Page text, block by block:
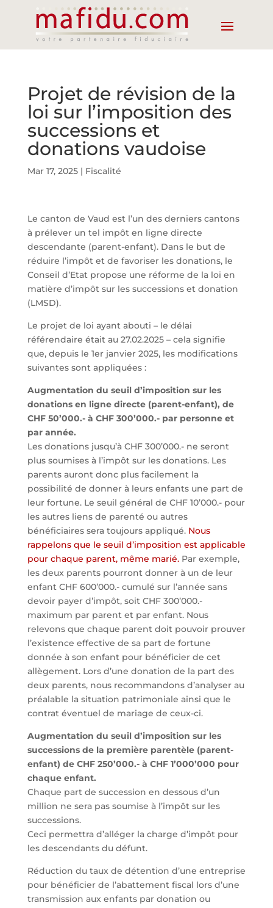
Projet de révision de la
loi sur l’imposition des
successions et
donations vaudoise
Mar 17, 2025| Fiscalité
Le canton de Vaud est l’un des derniers cantons
à prélever un tel impôt en ligne directe
descendante (parent-enfant). Dans le but de
réduire l’impôt et de favoriser les donations, le
Conseil d’Etat propose une réforme de la loi en
matière d’impôt sur les successions et donation
(LMSD).
Le projet de loi ayant abouti – le délai
référendaire était au 27.02.2025 – cela signifie
que, depuis le 1er janvier 2025, les modifications
suivantes sont appliquées :
Augmentation du seuil d’imposition sur les
donations en ligne directe (parent-enfant), de
CHF 50’000.- à CHF 300’000.- par personne et
par année.
Les donations jusqu’à CHF 300’000.- ne seront
plus soumises à l’impôt sur les donations. Les
parents auront donc plus facilement la
possibilité de donner à leurs enfants une part de
leur fortune. Le seuil général de CHF 10’000.- pour
les autres liens de parenté ou autres
bénéficiaires sera toujours appliqué.Nous
rappelons que le seuil d’imposition est applicable
pour chaque parent, même marié. Par exemple,
les deux parents pourront donner à un de leur
enfant CHF 600’000.- cumulé sur l’année sans
devoir payer d’impôt, soit CHF 300’000.-
maximum par parent et par enfant. Nous
relevons que chaque parent doit pouvoir prouver
l’existence effective de sa part de fortune
donnée à son enfant pour bénéficier de cet
allègement. Lors d’une donation de la part des
deux parents, nous recommandons d’analyser au
préalable la situation patrimoniale ainsi que le
contrat éventuel de mariage de ceux-ci.
Augmentation du seuil d’imposition sur les
successions de la première parentèle (parent-
enfant) de CHF 250’000.- à CHF 1’000’000 pour
chaque enfant.
Chaque part de succession en dessous d’un
million ne sera pas soumise à l’impôt sur les
successions.
Ceci permettra d’alléger la charge d’impôt pour
les descendants du défunt.
Réduction du taux de détention d’une entreprise
pour bénéficier de l’abattement fiscal lors d’une
transmission aux enfants par donation ou